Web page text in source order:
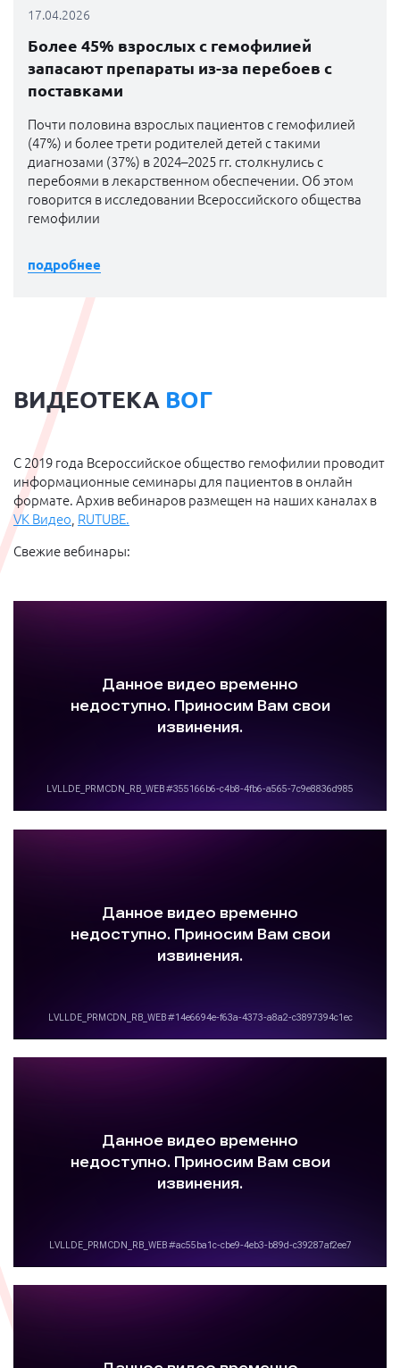
17.04.2026
Более 45% взрослых с гемофилией
запасают препараты из-за перебоев с
поставками
Почти половина взрослых пациентов с гемофилией
(47%) и более трети родителей детей с такими
диагнозами (37%) в 2024–2025 гг. столкнулись с
перебоями в лекарственном обеспечении. Об этом
говорится в исследовании Всероссийского общества
гемофилии
подробнее
ВИДЕОТЕКА ВОГ
С 2019 года Всероссийское общество гемофилии проводит
информационные семинары для пациентов в онлайн
формате. Архив вебинаров размещен на наших каналах в
VK Видео RUTUBE.
Свежие вебинары: